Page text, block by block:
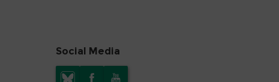
Social Media